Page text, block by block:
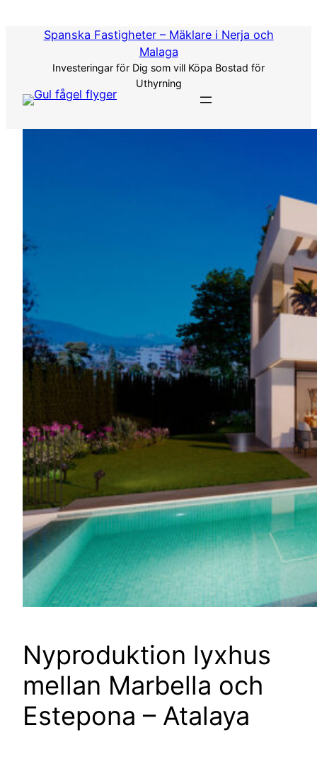
Spanska Fastigheter – Mäklare i Nerja och
Malaga
Investeringar för Dig som vill Köpa Bostad för
Uthyrning
Nyproduktion lyxhus
mellan Marbella och
Estepona – Atalaya